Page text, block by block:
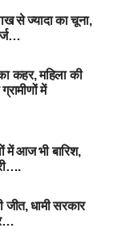
से ज्यादा का चूना,
कहर, महिला की
में
में आज भी बारिश,
जीत, धामी सरकार